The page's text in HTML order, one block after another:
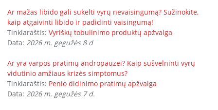
Ar mažas libido gali sukelti vyrų nevaisingumą? Sužinokite,
kaip atgaivinti libido ir padidinti vaisingumą!
Tinklaraštis: Vyriškų tobulinimo produktų apžvalga
Data: 2026 m. gegužės 8 d
Ar yra varpos pratimų andropauzei? Kaip sušvelninti vyrų
vidutinio amžiaus krizės simptomus?
Tinklaraštis: Penio didinimo pratimų apžvalga
Data: 2026 m. gegužės 7 d.